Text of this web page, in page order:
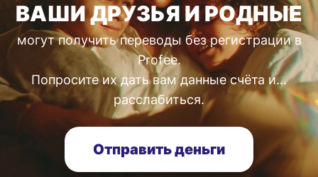
ВАШИ ДРУЗЬЯ И РОДНЫЕ
могут получить переводы без регистрации в
Profee.
Попросите их дать вам данные счёта и...
расслабиться.
Отправить деньги